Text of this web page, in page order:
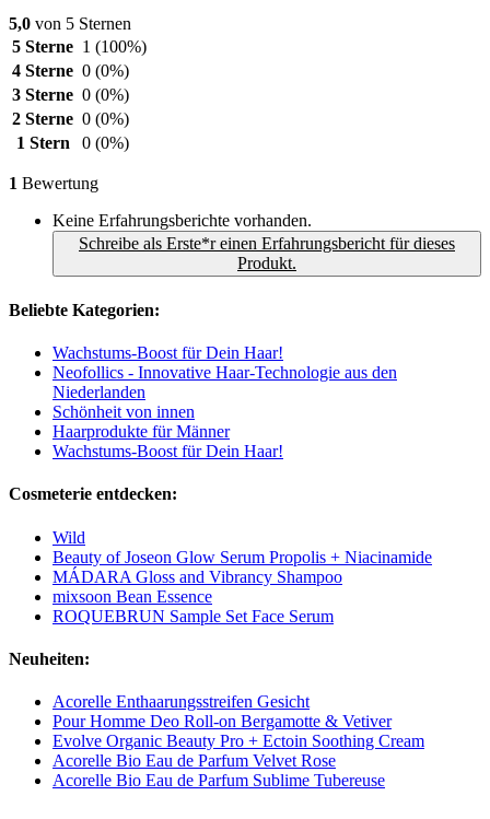
5,0 von 5 Sternen
5 Sterne 1 (100%)
4 Sterne 0 (0%)
3 Sterne 0 (0%)
2 Sterne 0 (0%)
1 Stern
0 (0%)
1 Bewertung
Keine Erfahrungsberichte vorhanden.
Schreibe als Erste*r einen Erfahrungsbericht für dieses
Produkt.
Beliebte Kategorien:
Wachstums-Boost für Dein Haar!
Neofollics - Innovative Haar-Technologie aus den
Niederlanden
Schönheit von innen
Haarprodukte für Männer
Wachstums-Boost für Dein Haar!
Cosmeterie entdecken:
Wild
Beauty of Joseon Glow Serum Propolis + Niacinamide
MÁDARA Gloss and Vibrancy Shampoo
mixsoon Bean Essence
ROQUEBRUN Sample Set Face Serum
Neuheiten:
Acorelle Enthaarungsstreifen Gesicht
Pour Homme Deo Roll-on Bergamotte & Vetiver
Evolve Organic Beauty Pro + Ectoin Soothing Cream
Acorelle Bio Eau de Parfum Velvet Rose
Acorelle Bio Eau de Parfum Sublime Tubereuse